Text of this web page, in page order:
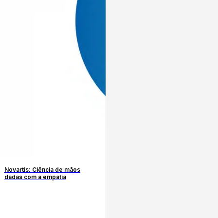
Novartis: Ciência de mãos
dadas com a empatia